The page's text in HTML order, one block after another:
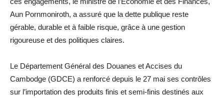
Aun Pornmoniroth, a assuré que la dette publique reste
gérable, durable et à faible risque, grâce à une gestion
rigoureuse et des politiques claires.
Le Département Général des Douanes et Accises du
Cambodge (GDCE) a renforcé depuis le 27 mai ses contrôles
sur l’importation des produits finis et semi-finis destinés aux